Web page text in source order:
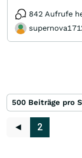
842 Aufrufe
500 Beiträge pro
◄ 2